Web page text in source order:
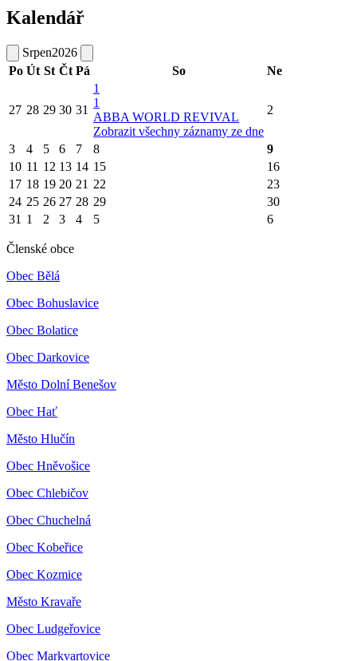
Kalendář
Srpen2026
Po Út St Čt Pá So Ne
27 28 29 30 31
1
1
ABBA WORLD REVIVAL
Zobrazit všechny záznamy ze dne
2
3 4 5 6 7 8
9
10 11 12 13 14 15
16
17 18 19 20 21 22
23
24 25 26 27 28 29
30
31 1 2 3 4 5 6
Členské obce
Obec Bělá
Obec Bohuslavice
Obec Bolatice
Obec Darkovice
Město Dolní Benešov
Obec Hať
Město Hlučín
Obec Hněvošice
Obec Chlebičov
Obec Chuchelná
Obec Kobeřice
Obec Kozmice
Město Kravaře
Obec Ludgeřovice
Obec Markvartovice